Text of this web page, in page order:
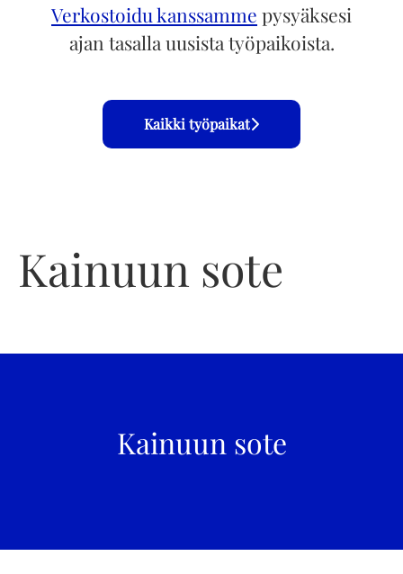
Verkostoidu kanssamme pysyäksesi
ajan tasalla uusista työpaikoista.
Kaikki työpaikat
Kainuun sote
Kainuun sote